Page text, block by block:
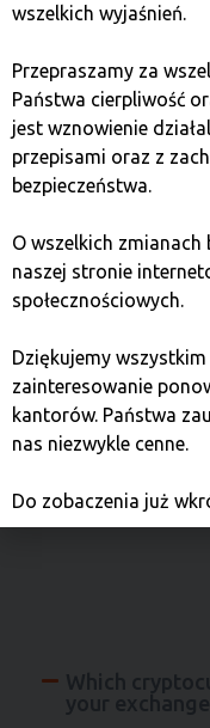
about our
cryptocurrencies
fully anonymous.
Security
We provide a
exchange
with the latest
purchase and sale
wszelkich wyjaśnień.
Przepraszamy za
Państwa cierpliwość
jest wznowienie
przepisami oraz z
bezpieczeństwa.
O wszelkich
naszej stronie
społecznościowych.
Dziękujemy
zainteresowanie
kantorów. Państwa
nas niezwykle cenne.
Do zobaczenia już